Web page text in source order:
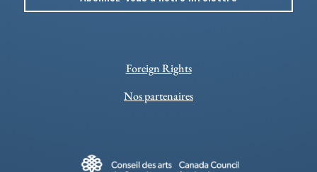
Foreign Rights
Nos partenaires